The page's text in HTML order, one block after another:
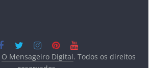
O Mensageiro Digital. Todos os direitos